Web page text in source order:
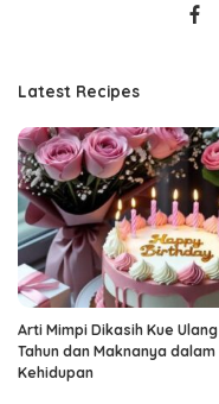
Latest Recipes
Arti Mimpi Dikasih Kue Ulang
Tahun dan Maknanya dalam
Kehidupan